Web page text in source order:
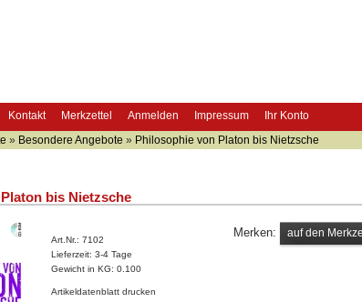
Kontakt Merkzettel Anmelden Impressum Ihr Konto
» Besondere Angebote » Philosophie von Platon bis Nietzsche
bis Nietzsche
Art.Nr.: 7102
Lieferzeit: 3-4 Tage
Gewicht in KG: 0.100
Artikeldatenblatt drucken
Merken: